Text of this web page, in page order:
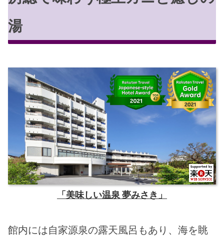
湯
「美味しい温泉 夢みさき」
館内には自家源泉の露天風呂もあり、海を眺